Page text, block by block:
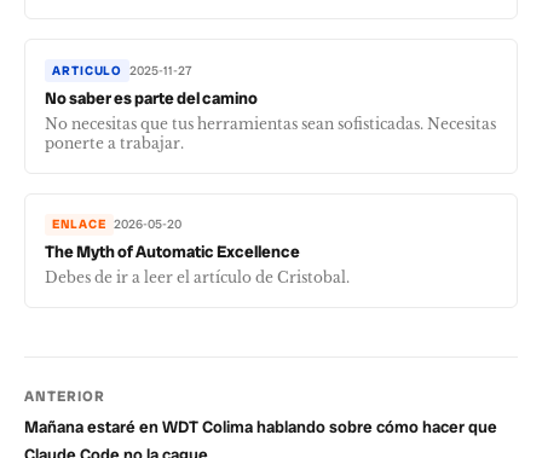
ARTICULO 2025-11-27
No saber es parte del camino
No necesitas que tus herramientas sean sofisticadas. Necesitas
ponerte a trabajar.
ENLACE 2026-05-20
The Myth of Automatic Excellence
Debes de ir a leer el artículo de Cristobal.
ANTERIOR
Mañana estaré en WDT Colima hablando sobre cómo hacer que